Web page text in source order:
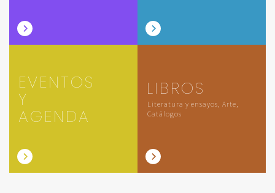
EVENTOS
Y
AGENDA
LIBROS
Literatura y ensayos, Arte,
Catálogos